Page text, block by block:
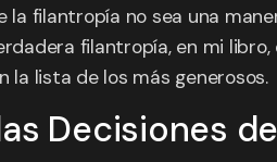
filantropía no sea una
filantropía, en mi
la lista de los más generosos.
Decisiones